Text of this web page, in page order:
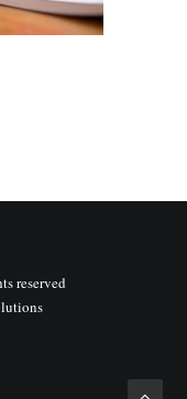
reserved